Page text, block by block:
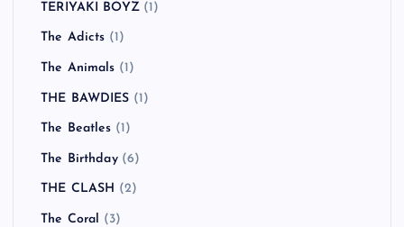
TERIYAKI BOYZ(1)
The Adicts (1)
The Animals (1)
THE BAWDIES (1)
The Beatles (1)
The Birthday(6)
THE CLASH (2)
The Coral (3)